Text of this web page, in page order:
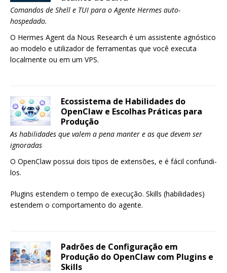
Comandos de Shell e TUI para o Agente Hermes auto-
hospedado.
O Hermes Agent da Nous Research é um assistente agnóstico
ao modelo e utilizador de ferramentas que você executa
localmente ou em um VPS.
Ecossistema de Habilidades do
OpenClaw e Escolhas Práticas para
Produção
As habilidades que valem a pena manter e as que devem ser
ignoradas
O OpenClaw possui dois tipos de extensões, e é fácil confundi-
los.
Plugins estendem o tempo de execução. Skills (habilidades)
estendem o comportamento do agente.
Padrões de Configuração em
Produção do OpenClaw com Plugins e
Skills